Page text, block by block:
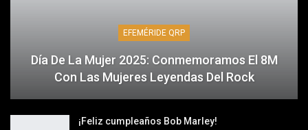
EFEMÉRIDE QRP
Día De La Mujer 2025: Conmemoramos El 8M
Con Las Mujeres Leyendas Del Rock
¡Feliz cumpleaños Bob Marley!